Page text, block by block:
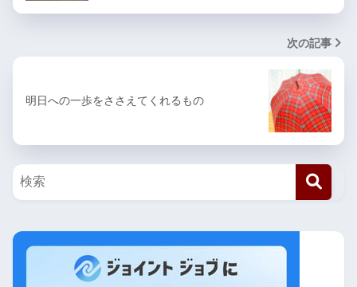
次の記事
明日への一歩をささえてくれるもの